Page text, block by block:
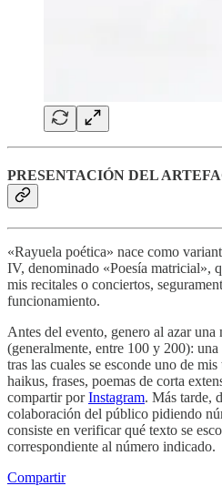
PRESENTACIÓN DEL
«Rayuela poética» nace como
IV, denominado «Poesía matricial»,
mis recitales o conciertos,
funcionamiento.
Antes del evento, genero al azar
(generalmente, entre 100 y 200):
tras las cuales se esconde uno de
haikus, frases, poemas de corta
compartir porInstagram. Más tarde,
colaboración del público pidiendo
consiste en verificar qué texto se
correspondiente al número indicado.
Compartir